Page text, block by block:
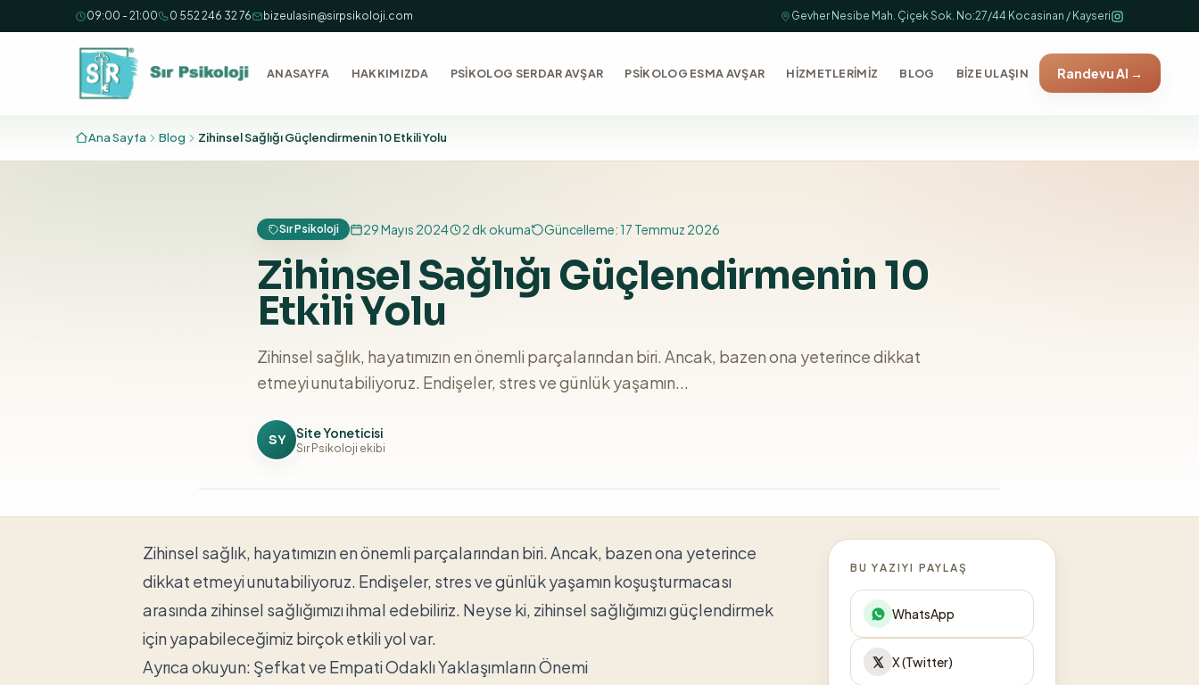
09:00 - 21:00 0 552 246 32 76 bizeulasin@sirpsikoloji.com Gevher Nesibe Mah. Çiçek Sok. No:27/44 Kocasinan / Kayseri
ANASAYFA HAKKIMIZDA PSİKOLOG SERDAR AVŞAR PSİKOLOG ESMA AVŞAR HİZMETLERİMİZ BLOG BİZE ULAŞIN Randevu Al →
Ana Sayfa Blog Zihinsel Sağlığı Güçlendirmenin 10 Etkili Yolu
Sır Psikoloji 29 Mayıs 2024 2dk okuma Güncelleme:17 Temmuz 2026
Zihinsel Sağlığı Güçlendirmenin 10
Etkili Yolu
Zihinsel sağlık, hayatımızın en önemli parçalarından biri. Ancak, bazen ona yeterince dikkat
etmeyi unutabiliyoruz. Endişeler, stres ve günlük yaşamın...
SY Site Yoneticisi
Sır Psikoloji ekibi
Zihinsel sağlık, hayatımızın en önemli parçalarından biri. Ancak, bazen ona yeterince
dikkat etmeyi unutabiliyoruz. Endişeler, stres ve günlük yaşamın koşuşturmacası
arasında zihinsel sağlığımızı ihmal edebiliriz. Neyse ki, zihinsel sağlığımızı güçlendirmek
için yapabileceğimiz birçok etkili yol var.
Ayrıca okuyun: Şefkat ve Empati Odaklı Yaklaşımların Önemi
BU YAZIYI PAYLAŞ
WhatsApp
X (Twitter)